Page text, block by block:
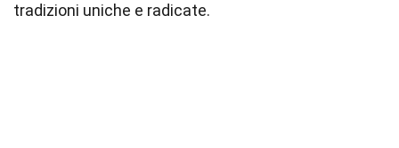
tradizioni uniche e radicate.